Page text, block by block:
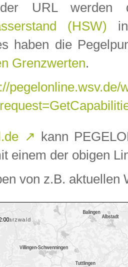
URL
(HSW)
haben die
Grenzwerten.
↗ kann
einem der obigen
von z.B. aktuellen